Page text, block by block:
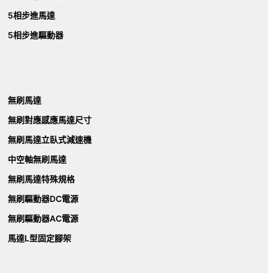
5相步進馬達
5相步進驅動器
無刷馬達
無刷對應感應馬達尺寸
無刷馬達立臥式減速機
中空軸無刷馬達
無刷馬達特殊規格
無刷驅動器DC電源
無刷驅動器AC電源
馬達L型固定腳架